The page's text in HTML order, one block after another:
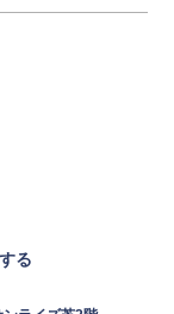
る